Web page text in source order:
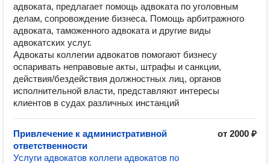
адвоката, предлагает помощь адвоката по уголовным
делам, сопровождение бизнеса. Помощь арбитражного
адвоката, таможенного адвоката и другие виды
адвокатских услуг.
Адвокаты коллегии адвокатов помогают бизнесу
оспаривать неправовые акты, штрафы и санкции,
действия/бездействия должностных лиц, органов
исполнительной власти, представляют интересы
клиентов в судах различных инстанций
Привлечение к административной
ответственности
от 2000 ₽
Услуги адвокатов коллеги адвокатов по